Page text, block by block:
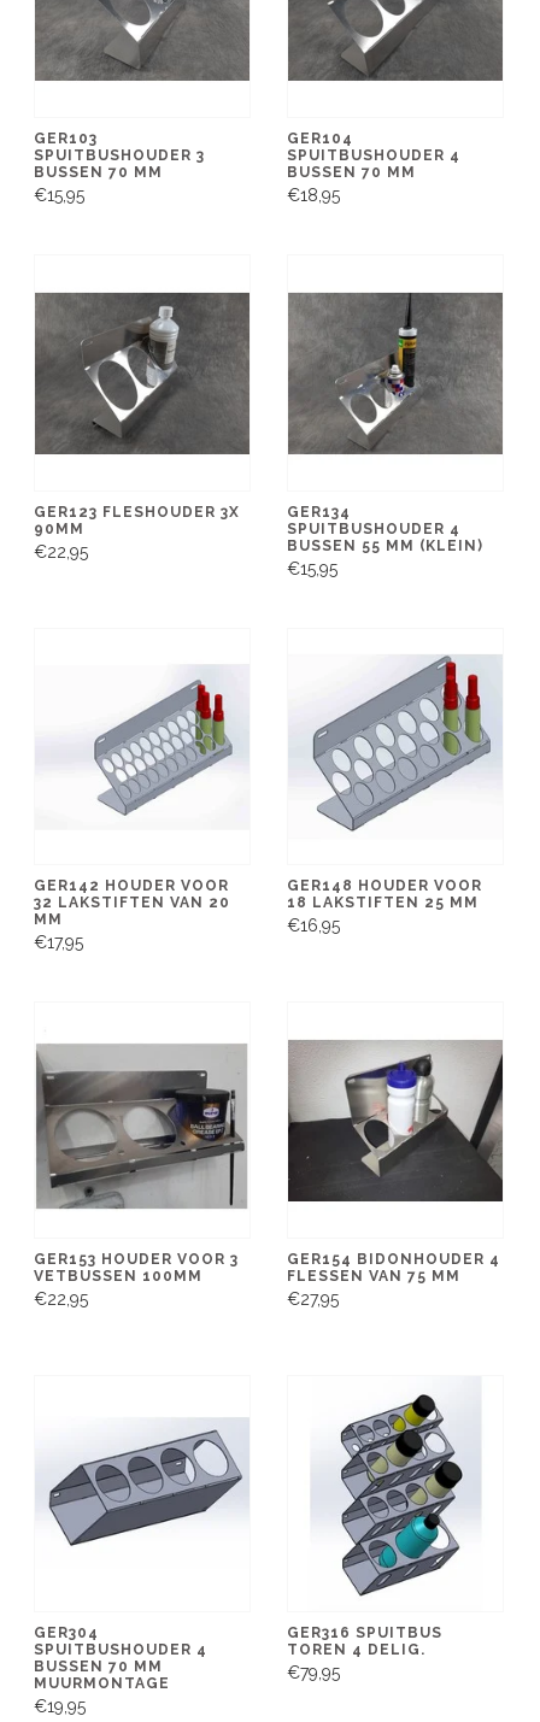
GER103
SPUITBUSHOUDER 3
BUSSEN 70 MM
€15,95
GER104
SPUITBUSHOUDER 4
BUSSEN 70 MM
€18,95
GER123 FLESHOUDER 3X
90MM
€22,95
GER134
SPUITBUSHOUDER 4
BUSSEN 55 MM (KLEIN)
€15,95
GER142 HOUDER VOOR
32 LAKSTIFTEN VAN 20
MM
€17,95
GER148 HOUDER VOOR
18 LAKSTIFTEN 25 MM
€16,95
GER153 HOUDER VOOR 3
VETBUSSEN 100MM
€22,95
GER154 BIDONHOUDER 4
FLESSEN VAN 75 MM
€27,95
GER304
SPUITBUSHOUDER 4
BUSSEN 70 MM
MUURMONTAGE
€19,95
GER316 SPUITBUS
TOREN 4 DELIG.
€79,95